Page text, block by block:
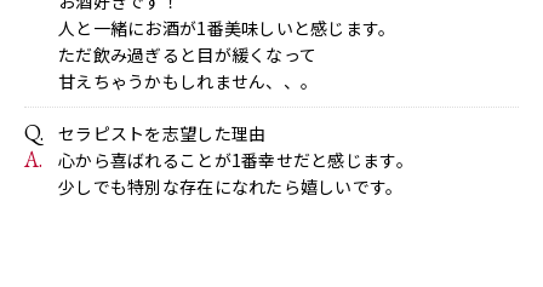
人と一緒にお酒が1番美味しいと感じます。
ただ飲み過ぎると目が緩くなって
甘えちゃうかもしれません、、。
セラピストを志望した理由
心から喜ばれることが1番幸せだと感じます。
少しでも特別な存在になれたら嬉しいです。